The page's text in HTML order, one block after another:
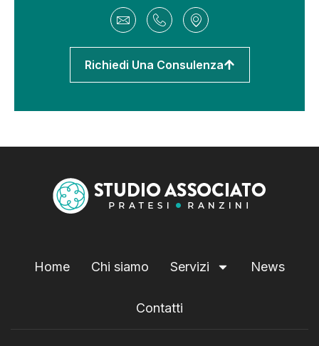
Richiedi Una Consulenza
Home Chi siamo Servizi News
Contatti